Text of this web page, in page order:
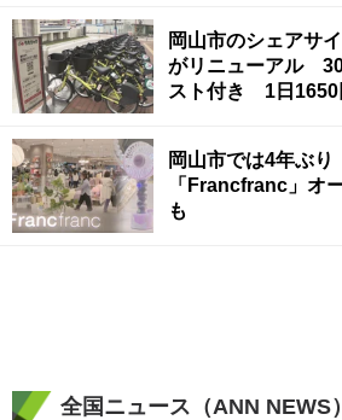
岡山市のシェアサ
がリニューアル
スト付き 1日1650
岡山市では4年ぶ
「Francfranc」オ
も
全国ニュース（ANN NEWS）